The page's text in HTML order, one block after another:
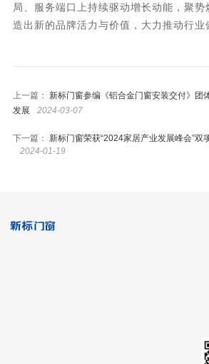
局、服务端口上持续驱动增长动能，聚势
造出新的品牌活力与价值，大力推动行业
上一篇： 新标门窗参编《铝合金门窗安装交付》团
发展
2024-03-07
下一篇： 新标门窗荣获“2024家居产业发展峰会”双
2024-01-19